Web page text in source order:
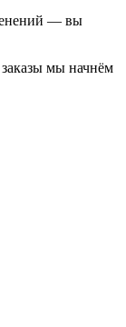
— вы
мы начнём